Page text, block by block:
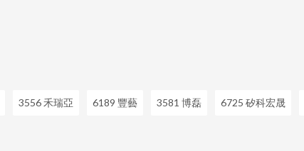
3556 禾瑞亞 6189 豐藝 3581 博磊 6725 矽科宏晟